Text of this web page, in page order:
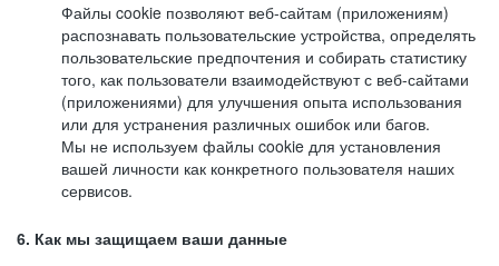
Файлы cookie позволяют веб-сайтам (приложениям)
распознавать пользовательские устройства, определять
пользовательские предпочтения и собирать статистику
того, как пользователи взаимодействуют с веб-сайтами
(приложениями) для улучшения опыта использования
или для устранения различных ошибок или багов.
Мы не используем файлы cookie для установления
вашей личности как конкретного пользователя наших
сервисов.
6. Как мы защищаем ваши данные